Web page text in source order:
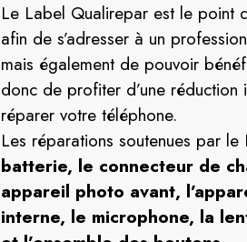
Le Label Qualirepar est le point
afin de s’adresser à un
mais également de pouvoir
donc de profiter d’une
réparer votre téléphone.
Les réparations soutenues par le
batterie, le connecteur de
appareil photo avant,
interne, le microphone, la